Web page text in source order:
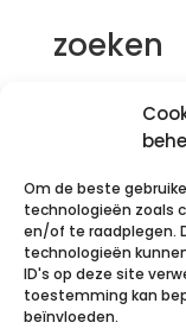
Om de beste
technologieën zoals
en/of te raadplegen.
technologieën
ID's op deze site
toestemming kan
beïnvloeden.
zoeken
druk- en